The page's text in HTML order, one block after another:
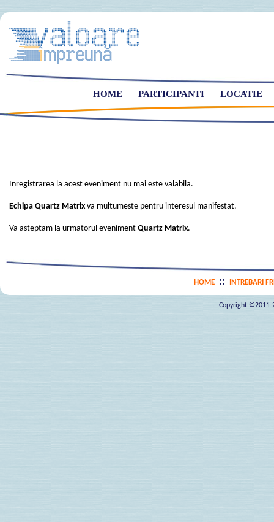
HOME PARTICIPANTI LOCATIE
Inregistrarea la acest eveniment nu mai este valabila.
Echipa Quartz Matrixva multumeste pentru interesul manifestat.
Va asteptam la urmatorul eveniment Quartz Matrix.
HOME :: INTREBARI
Copyright ©2011-